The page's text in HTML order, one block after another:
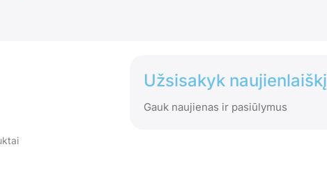
Užsisakyk naujienlaiškį
Gauk naujienas ir pasiūlymus